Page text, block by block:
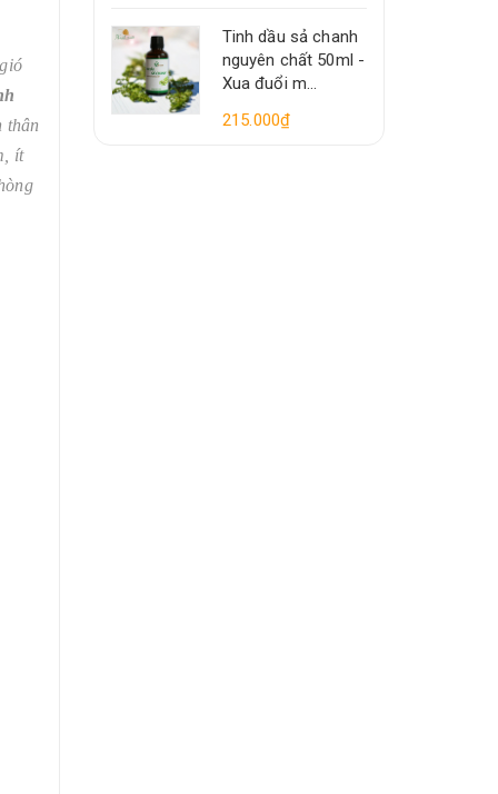
thân
ít
Tinh dầu sả chanh
nguyên chất 50ml -
Xua đuổi m...
215.000₫